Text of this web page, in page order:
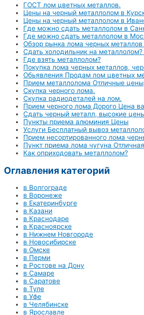
ГОСТ лом цветных металлов.
Цены на черный металлолом в
Цены на черный металлолом в
Где можно сдать металлолом в
Где можно сдать металлолом в
Обзор рынка лома черных
Сдать холодильник на
Где взять металлолом?
Покупка лома черных металлов,
Обьявления Продам лом цветных
Прием металлолома Отличные цены
Скупка черного лома.
Скупка радиодеталей на лом.
Прием черного лома Дорого Цена
Сдать черный металл, высокие
Пункты приема алюминия Цены
Услуги Бесплатный вывоз
Прием несортированного лома
Пункт приема лома чугуна
Как оприходовать металлолом?
Оглавления категорий
в Волгограде
в Воронеже
в Екатеринбурге
в Казани
в Краснодаре
в Красноярске
в Нижнем Новгороде
в Новосибирске
в Омске
в Перми
в Ростове на Дону
в Самаре
в Саратове
в Туле
в Уфе
в Челябинске
в Ярославле